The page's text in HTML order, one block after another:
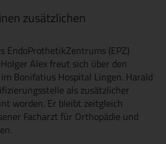
zusätzlichen
EndoProthetikZentrums (EPZ)
Alex freut sich über den
Bonifatius Hospital Lingen. Harald
als zusätzlicher
worden. Er bleibt zeitgleich
Facharzt für Orthopädie und